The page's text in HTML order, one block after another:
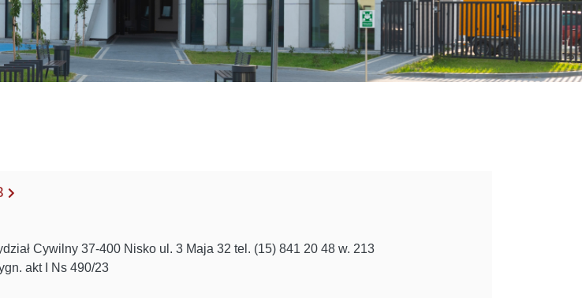
Cywilny 37-400 Nisko ul. 3 Maja 32 tel. (15) 841 20 48 w. 213
akt I Ns 490/23